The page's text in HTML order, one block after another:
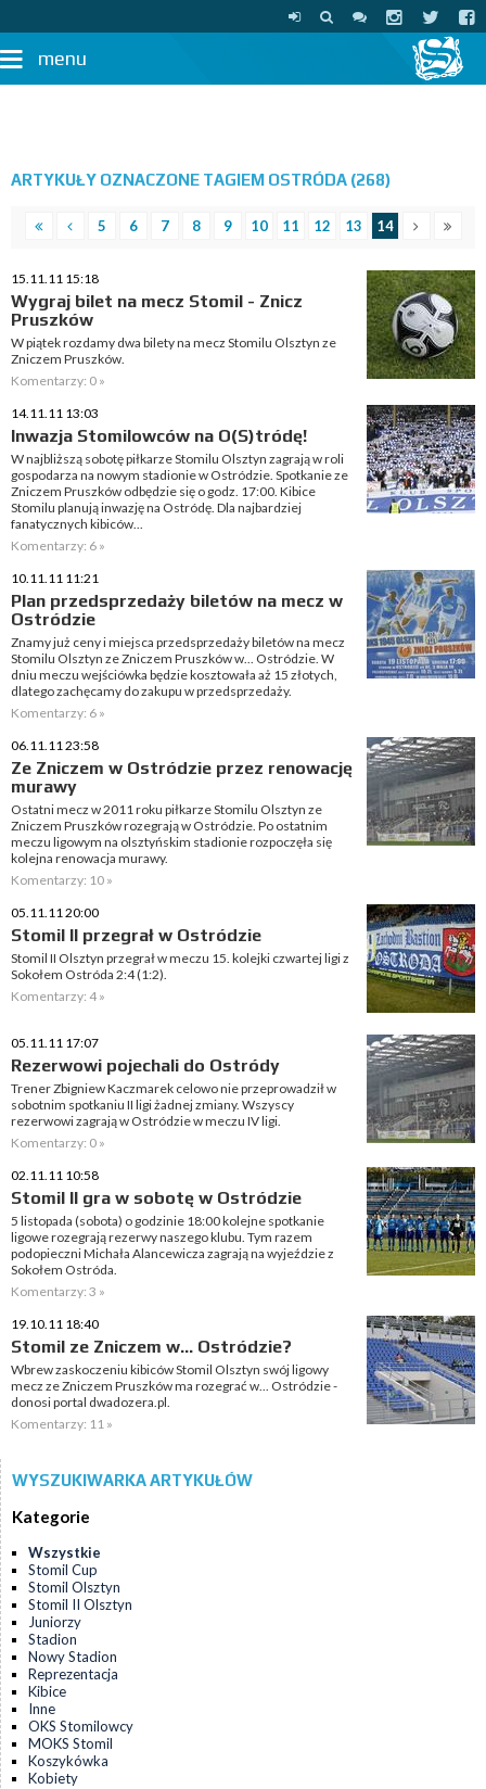
menu
ARTYKUŁY OZNACZONE TAGIEM OSTRÓDA (268)
5 6 7 8 9 10 11 12 13 14
15.11.11 15:18
Wygraj bilet na mecz Stomil - Znicz
Pruszków
W piątek rozdamy dwa bilety na mecz Stomilu Olsztyn ze
Zniczem Pruszków.
Komentarzy: 0 »
14.11.11 13:03
Inwazja Stomilowców na O(S)tródę!
W najbliższą sobotę piłkarze Stomilu Olsztyn zagrają w roli
gospodarza na nowym stadionie w Ostródzie. Spotkanie ze
Zniczem Pruszków odbędzie się o godz. 17:00. Kibice
Stomilu planują inwazję na Ostródę. Dla najbardziej
fanatycznych kibiców...
Komentarzy: 6 »
10.11.11 11:21
Plan przedsprzedaży biletów na mecz w
Ostródzie
Znamy już ceny i miejsca przedsprzedaży biletów na mecz
Stomilu Olsztyn ze Zniczem Pruszków w... Ostródzie. W
dniu meczu wejściówka będzie kosztowała aż 15 złotych,
dlatego zachęcamy do zakupu w przedsprzedaży.
Komentarzy: 6 »
06.11.11 23:58
Ze Zniczem w Ostródzie przez renowację
murawy
Ostatni mecz w 2011 roku piłkarze Stomilu Olsztyn ze
Zniczem Pruszków rozegrają w Ostródzie. Po ostatnim
meczu ligowym na olsztyńskim stadionie rozpoczęła się
kolejna renowacja murawy.
Komentarzy: 10 »
05.11.11 20:00
Stomil II przegrał w Ostródzie
Stomil II Olsztyn przegrał w meczu 15. kolejki czwartej ligi z
Sokołem Ostróda 2:4 (1:2).
Komentarzy: 4 »
05.11.11 17:07
Rezerwowi pojechali do Ostródy
Trener Zbigniew Kaczmarek celowo nie przeprowadził w
sobotnim spotkaniu II ligi żadnej zmiany. Wszyscy
rezerwowi zagrają w Ostródzie w meczu IV ligi.
Komentarzy: 0 »
02.11.11 10:58
Stomil II gra w sobotę w Ostródzie
5 listopada (sobota) o godzinie 18:00 kolejne spotkanie
ligowe rozegrają rezerwy naszego klubu. Tym razem
podopieczni Michała Alancewicza zagrają na wyjeździe z
Sokołem Ostróda.
Komentarzy: 3 »
19.10.11 18:40
Stomil ze Zniczem w... Ostródzie?
Wbrew zaskoczeniu kibiców Stomil Olsztyn swój ligowy
mecz ze Zniczem Pruszków ma rozegrać w... Ostródzie -
donosi portal dwadozera.pl.
Komentarzy: 11 »
WYSZUKIWARKA ARTYKUŁÓW
Kategorie
Wszystkie
Stomil Cup
Stomil Olsztyn
Stomil II Olsztyn
Juniorzy
Stadion
Nowy Stadion
Reprezentacja
Kibice
Inne
OKS Stomilowcy
MOKS Stomil
Koszykówka
Kobiety